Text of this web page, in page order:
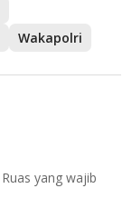
Wakapolri
Ruas yang wajib